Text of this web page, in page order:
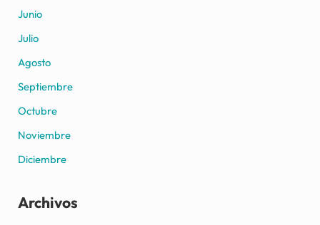
Junio
Julio
Agosto
Septiembre
Octubre
Noviembre
Diciembre
Archivos